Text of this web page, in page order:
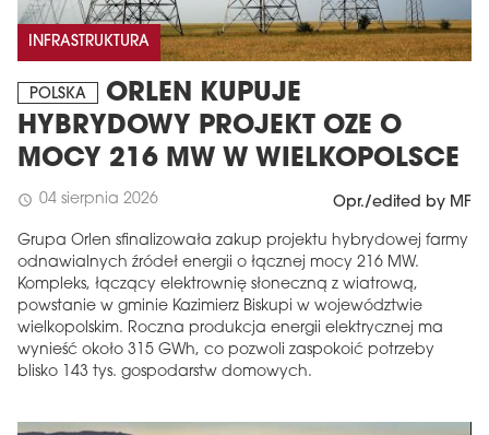
INFRASTRUKTURA
POLSKA
ORLEN KUPUJE
HYBRYDOWY PROJEKT OZE O
MOCY 216 MW W WIELKOPOLSCE
schedule 04 sierpnia 2026 Opr./edited by MF
Grupa Orlen sfinalizowała zakup projektu hybrydowej farmy
odnawialnych źródeł energii o łącznej mocy 216 MW.
Kompleks, łączący elektrownię słoneczną z wiatrową,
powstanie w gminie Kazimierz Biskupi w województwie
wielkopolskim. Roczna produkcja energii elektrycznej ma
wynieść około 315 GWh, co pozwoli zaspokoić potrzeby
blisko 143 tys. gospodarstw domowych.